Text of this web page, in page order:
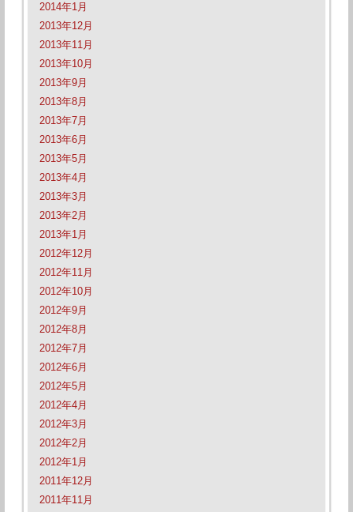
2014年1月
2013年12月
2013年11月
2013年10月
2013年9月
2013年8月
2013年7月
2013年6月
2013年5月
2013年4月
2013年3月
2013年2月
2013年1月
2012年12月
2012年11月
2012年10月
2012年9月
2012年8月
2012年7月
2012年6月
2012年5月
2012年4月
2012年3月
2012年2月
2012年1月
2011年12月
2011年11月